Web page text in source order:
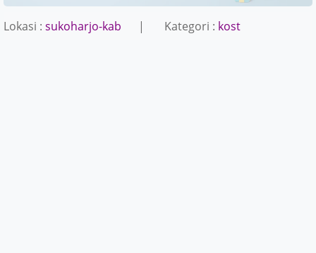
Lokasi : sukoharjo-kab | Kategori : kost